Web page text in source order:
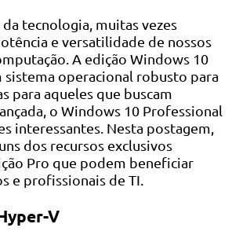
tecnologia, muitas vezes
e versatilidade de nossos
A edição Windows 10
sistema operacional robusto para
para aqueles que buscam
o Windows 10 Professional
interessantes. Nesta postagem,
dos recursos exclusivos
Pro que podem beneficiar
e profissionais de TI.
V